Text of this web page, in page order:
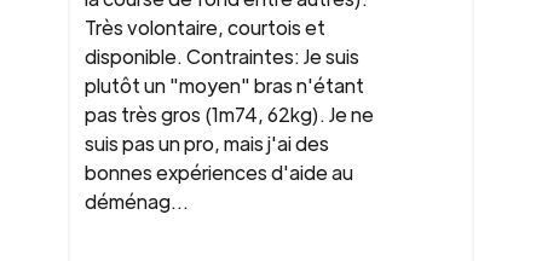
Très volontaire, courtois et
disponible. Contraintes: Je suis
plutôt un "moyen" bras n'étant
pas très gros (1m74, 62kg). Je ne
suis pas un pro, mais j'ai des
bonnes expériences d'aide au
déménag...